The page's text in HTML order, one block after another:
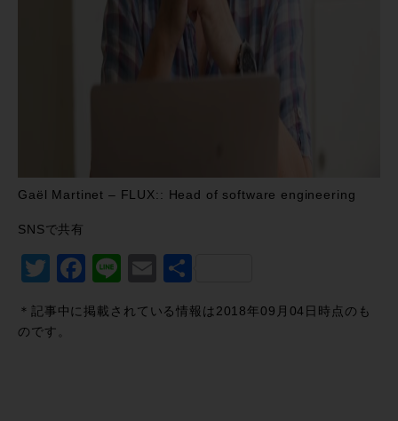
Gaël Martinet – FLUX:: Head of software engineering
SNSで共有
Twitter
Facebook
LineEmail
＊記事中に掲載されている情報は2018年09月04日時点のも
のです。